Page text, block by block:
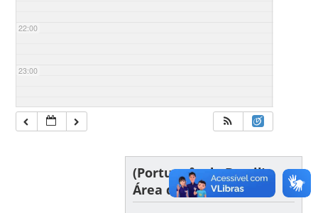
22:00
23:00
(Português do Brasil)
Área do Aluno